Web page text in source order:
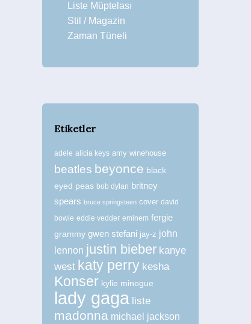
Liste Müptelası
Stil / Magazin
Zaman Tüneli
Etiketler
adele alicia keys amy winehouse
beatles beyonce black
eyed peas bob dylan britney
spears bruce springsteen cover david
bowie eddie vedder eminem fergie
grammy gwen stefani jay-z john
lennon justin bieber kanye
west katy perry kesha
Konser kylie minogue
lady gaga liste
madonna michael jackson